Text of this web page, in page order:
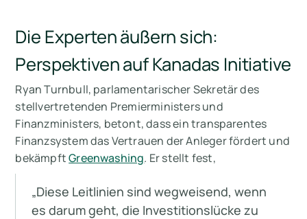
Die Experten äußern sich:
Perspektiven auf Kanadas Initiative
Ryan Turnbull, parlamentarischer Sekretär des
stellvertretenden Premierministers und
Finanzministers, betont, dass ein transparentes
Finanzsystem das Vertrauen der Anleger fördert und
bekämpftGreenwashing. Er stellt fest,
„Diese Leitlinien sind wegweisend, wenn
es darum geht, die Investitionslücke zu